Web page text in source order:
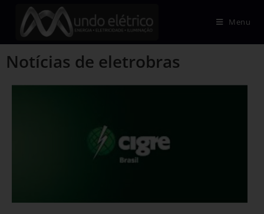
Menu
Notícias de eletrobras